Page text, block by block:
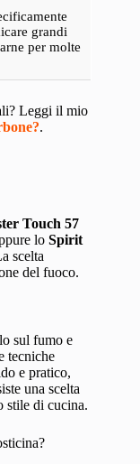
grandi
per molte
Leggi il mio
.
Touch 57
lo Spirit
scelta
del fuoco.
sul fumo e
tecniche
e pratico,
una scelta
stile di cucina.